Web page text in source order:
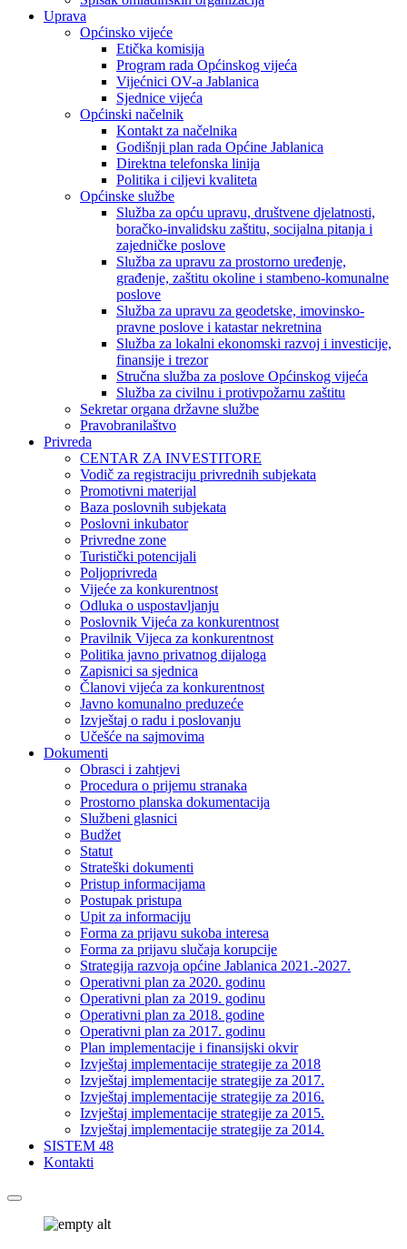
Uprava
Općinsko vijeće
Etička komisija
Program rada Općinskog vijeća
Vijećnici OV-a Jablanica
Sjednice vijeća
Općinski načelnik
Kontakt za načelnika
Godišnji plan rada Općine Jablanica
Direktna telefonska linija
Politika i ciljevi kvaliteta
Općinske službe
Služba za opću upravu, društvene djelatnosti,
boračko-invalidsku zaštitu, socijalna pitanja i
zajedničke poslove
Služba za upravu za prostorno uređenje,
građenje, zaštitu okoline i stambeno-komunalne
poslove
Služba za upravu za geodetske, imovinsko-
pravne poslove i katastar nekretnina
Služba za lokalni ekonomski razvoj i investicije,
finansije i trezor
Stručna služba za poslove Općinskog vijeća
Služba za civilnu i protivpožarnu zaštitu
Sekretar organa državne službe
Pravobranilaštvo
Privreda
CENTAR ZA INVESTITORE
Vodič za registraciju privrednih subjekata
Promotivni materijal
Baza poslovnih subjekata
Poslovni inkubator
Privredne zone
Turistički potencijali
Poljoprivreda
Vijeće za konkurentnost
Odluka o uspostavljanju
Poslovnik Vijeća za konkurentnost
Pravilnik Vijeca za konkurentnost
Politika javno privatnog dijaloga
Zapisnici sa sjednica
Članovi vijeća za konkurentnost
Javno komunalno preduzeće
Izvještaj o radu i poslovanju
Učešće na sajmovima
Dokumenti
Obrasci i zahtjevi
Procedura o prijemu stranaka
Prostorno planska dokumentacija
Službeni glasnici
Budžet
Statut
Strateški dokumenti
Pristup informacijama
Postupak pristupa
Upit za informaciju
Forma za prijavu sukoba interesa
Forma za prijavu slučaja korupcije
Strategija razvoja općine Jablanica 2021.-2027.
Operativni plan za 2020. godinu
Operativni plan za 2019. godinu
Operativni plan za 2018. godine
Operativni plan za 2017. godinu
Plan implementacije i finansijski okvir
Izvještaj implementacije strategije za 2018
Izvještaj implementacije strategije za 2017.
Izvještaj implementacije strategije za 2016.
Izvještaj implementacije strategije za 2015.
Izvještaj implementacije strategije za 2014.
SISTEM 48
Kontakti